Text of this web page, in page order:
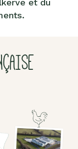
et du
culinaires
Boisson